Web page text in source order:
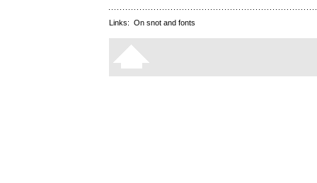
Links: On snot and fonts